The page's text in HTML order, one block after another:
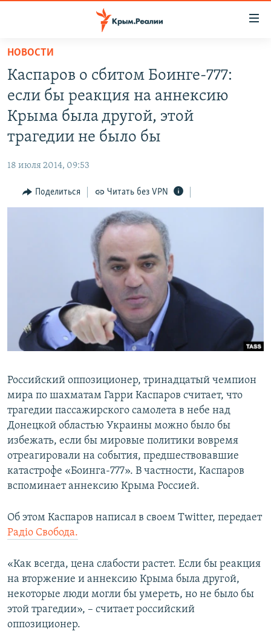
Вернуться
основному
содержанию
Вернутся
главной
Вернутся
поиску
СПЕЦПРОЕКТЫ
КАРТА ВОЕННЫХ ОБЪЕКТОВ КРЫМА
ВОДА
ИНФОГРАФИКА
ТЕЛЕПРОЕКТ КРЫМ.РЕАЛИИ
СОВЕТЫ ПРАВОЗАЩИТНИКОВ
ПРОПАВШИЕ БЕЗ ВЕСТИ
ПОБЕДИТЕЛЕЙ НЕ СУДЯТ?
КРЫМ.НЕПОКОРЕННЫЙ
ELIFBE
УКРАИНСКАЯ ПРОБЛЕМА КРЫМА
РАДІО СВОБОДА
КАК ОБОЙТИ БЛОКИРОВКУ
ПРИСОЕДИНЯЙТЕСЬ!
НОВОСТИ
Каспаров о сбитом Боинге-777:
если бы реакция на аннексию
Крыма была другой, этой
трагедии не было бы
18 июля 2014, 09:53
Поделиться Читать без VPN
Российский оппозиционер, тринадцатый чемпион
мира по шахматам Гарри Каспаров считает, что
трагедии пассажирского самолета в небе над
Донецкой областью Украины можно было бы
избежать, если бы мировые политики вовремя
отреагировали на события, предшествовавшие
катастрофе «Боинга-777». В частности, Каспаров
вспоминает аннексию Крыма Россией.
Об этом Каспаров написал в своем Twitter, передает
Радіо Свобода.
«Как всегда, цена слабости растет. Если бы реакция
на вторжение и аннексию Крыма была другой,
некоторые люди могли бы умереть, но не было бы
этой трагедии», – считает российский
оппозиционер.